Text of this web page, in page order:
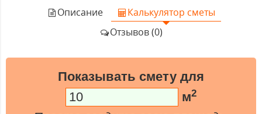
Описание
Калькулятор сметы
Отзывов (0)
Показывать смету для
м2